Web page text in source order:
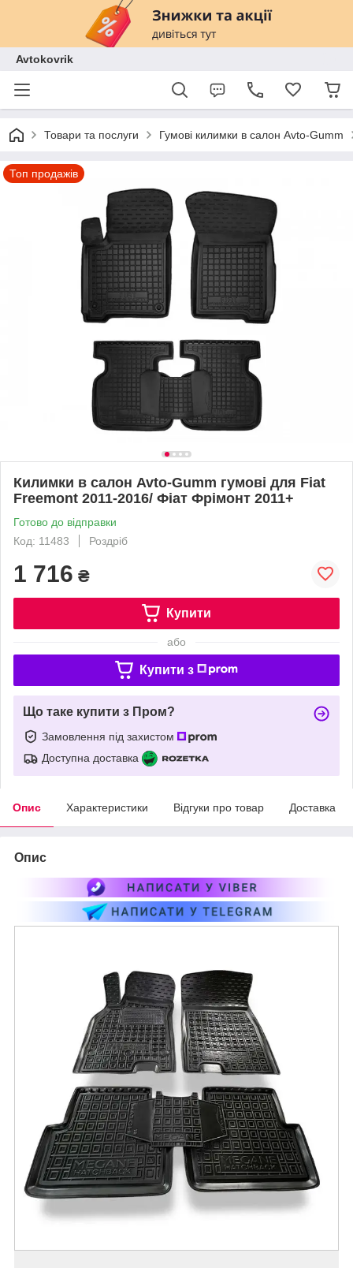
Avtokovrik
Товари та послуги Гумові килимки в салон Avto-Gumm
Топ продажів
Килимки в салон Avto-Gumm гумові для Fiat
Freemont 2011-2016/ Фіат Фрімонт 2011+
Готово до відправки
Код: 11483
Роздріб
1 716 ₴
Купити
або
Купити з
Що таке купити з Пром?
Замовлення під захистом
Доступна доставка
Опис Характеристики Відгуки про товар Доставка
Опис